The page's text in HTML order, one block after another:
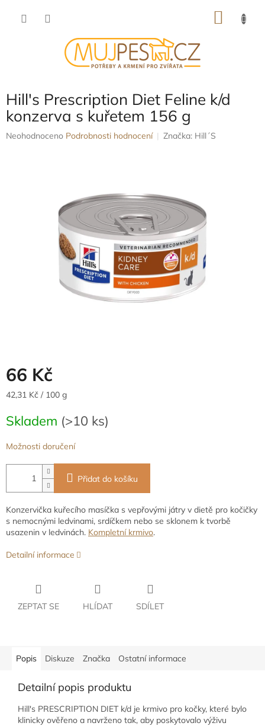
Hill's Prescription Diet Feline k/d
konzerva s kuřetem 156 g
Průměrné
Neohodnoceno Podrobnosti hodnocení Značka: Hill´S
66 Kč
Měrná
42,31 Kč / 100 g
Skladem (>10 ks)
Možnosti doručení
Přidat do košíku
Konzervička kuřecího masíčka s vepřovými játry v dietě pro kočičky
s nemocnými ledvinami, srdíčkem nebo se sklonem k tvorbě
usazenin v ledvinách. Kompletní krmivo.
Detailní informace
ZEPTAT SE HLÍDAT SDÍLET
Popis Diskuze Značka Ostatní informace
Detailní popis produktu
Hill's PRESCRIPTION DIET k/d je krmivo pro kočky, které bylo
klinicky ověřeno a navrženo tak, aby poskytovalo výživu